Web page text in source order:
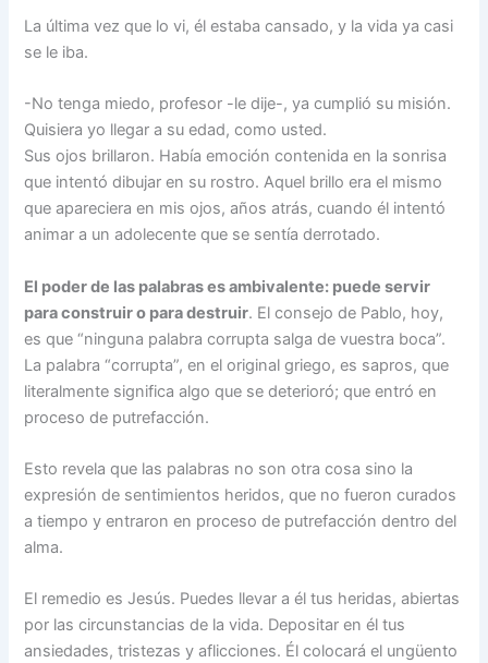
La última vez que lo vi, él estaba cansado, y la vida ya casi
se le iba.
-No tenga miedo, profesor -le dije-, ya cumplió su misión.
Quisiera yo llegar a su edad, como usted.
Sus ojos brillaron. Había emoción contenida en la sonrisa
que intentó di­bujar en su rostro. Aquel brillo era el mismo
que apareciera en mis ojos, años atrás, cuando él intentó
animar a un adolecente que se sentía derrotado.
El poder de las palabras es ambivalente: puede servir
para construir o para destruir. El consejo de Pablo, hoy,
es que “ninguna palabra corrupta salga de vuestra boca”.
La palabra “corrupta”, en el original griego, es sapros, que
literal­mente significa algo que se deterioró; que entró en
proceso de putrefacción.
Esto revela que las palabras no son otra cosa sino la
expresión de senti­mientos heridos, que no fueron curados
a tiempo y entraron en proceso de putrefacción dentro del
alma.
El remedio es Jesús. Puedes llevar a él tus heridas, abiertas
por las circuns­tancias de la vida. Depositar en él tus
ansiedades, tristezas y aflicciones. Él co­locará el ungüento